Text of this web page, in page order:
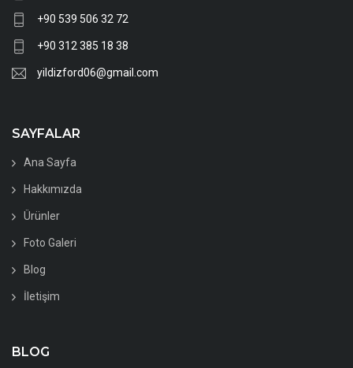
+90 539 506 32 72
+90 312 385 18 38
yildizford06@gmail.com
SAYFALAR
Ana Sayfa
Hakkımızda
Ürünler
Foto Galeri
Blog
İletişim
BLOG